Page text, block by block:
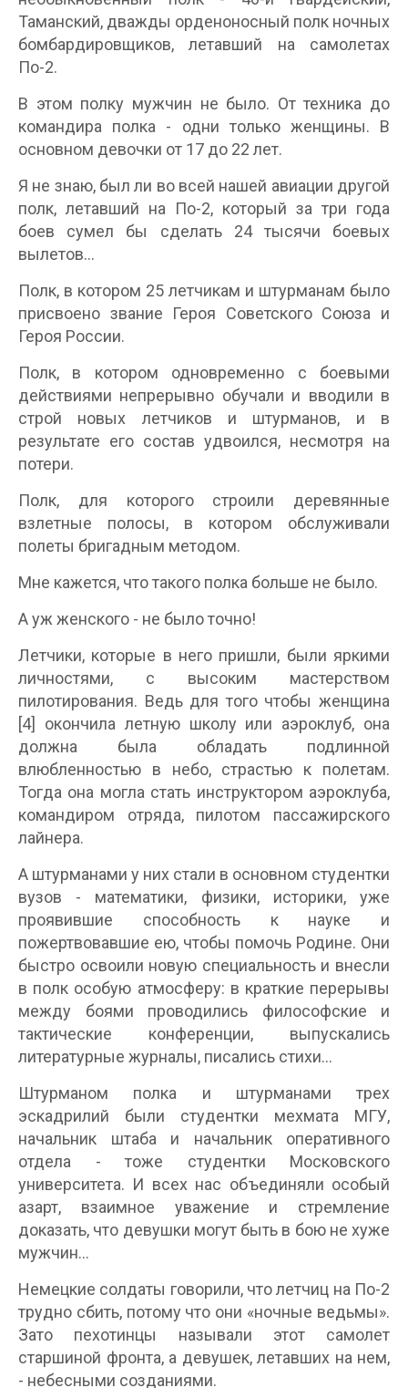
Таманский, дважды орденоносный полк ночных
бомбардировщиков, летавший на самолетах
По-2.
В этом полку мужчин не было. От техника до
командира полка - одни только женщины. В
основном девочки от 17 до 22 лет.
Я не знаю, был ли во всей нашей авиации другой
полк, летавший на По-2, который за три года
боев сумел бы сделать 24 тысячи боевых
вылетов…
Полк, в котором 25 летчикам и штурманам было
присвоено звание Героя Советского Союза и
Героя России.
Полк, в котором одновременно с боевыми
действиями непрерывно обучали и вводили в
строй новых летчиков и штурманов, и в
результате его состав удвоился, несмотря на
потери.
Полк, для которого строили деревянные
взлетные полосы, в котором обслуживали
полеты бригадным методом.
Мне кажется, что такого полка больше не было.
А уж женского - не было точно!
Летчики, которые в него пришли, были яркими
личностями, с высоким мастерством
пилотирования. Ведь для того чтобы женщина
[4] окончила летную школу или аэроклуб, она
должна была обладать подлинной
влюбленностью в небо, страстью к полетам.
Тогда она могла стать инструктором аэроклуба,
командиром отряда, пилотом пассажирского
лайнера.
А штурманами у них стали в основном студентки
вузов - математики, физики, историки, уже
проявившие способность к науке и
пожертвовавшие ею, чтобы помочь Родине. Они
быстро освоили новую специальность и внесли
в полк особую атмосферу: в краткие перерывы
между боями проводились философские и
тактические конференции, выпускались
литературные журналы, писались стихи…
Штурманом полка и штурманами трех
эскадрилий были студентки мехмата МГУ,
начальник штаба и начальник оперативного
отдела - тоже студентки Московского
университета. И всех нас объединяли особый
азарт, взаимное уважение и стремление
доказать, что девушки могут быть в бою не хуже
мужчин…
Немецкие солдаты говорили, что летчиц на По-2
трудно сбить, потому что они «ночные ведьмы».
Зато пехотинцы называли этот самолет
старшиной фронта, а девушек, летавших на нем,
- небесными созданиями.